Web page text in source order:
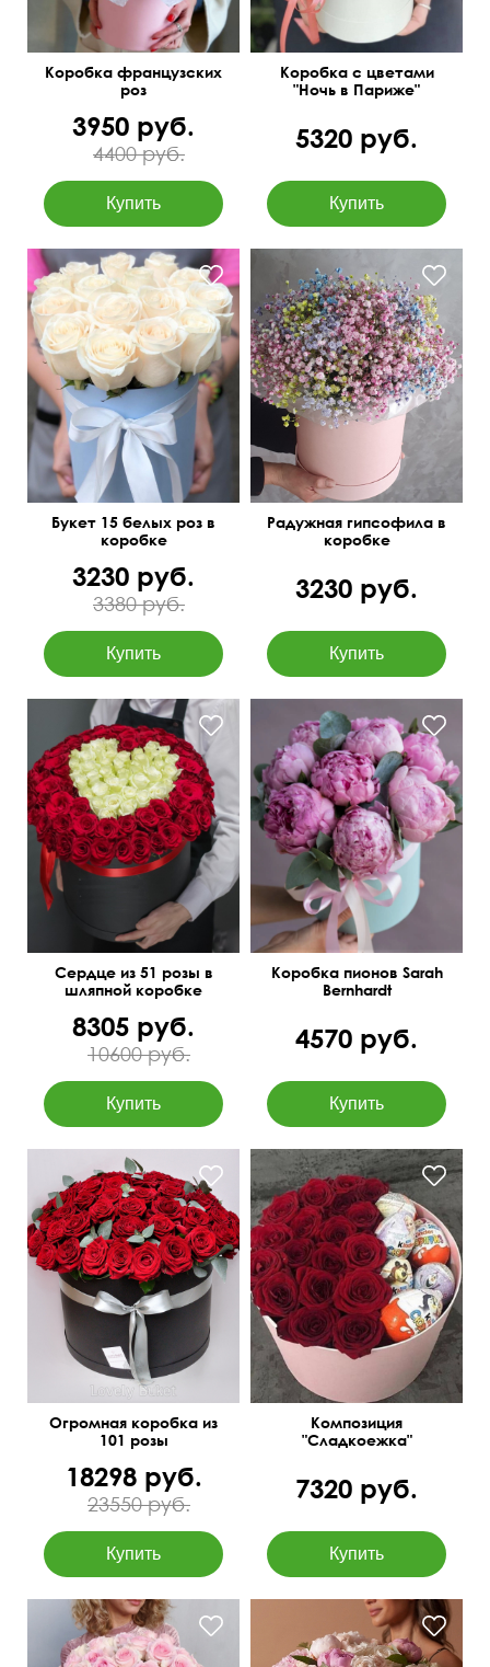
Коробка французских
роз
3950 руб.
4400 руб.
Коробка с цветами
"Ночь в Париже"
5320 руб.
Букет 15 белых роз в
коробке
3230 руб.
3380 руб.
Радужная гипсофила в
коробке
3230 руб.
Сердце из 51 розы в
шляпной коробке
8305 руб.
10600 руб.
Количество цветов в
букете можно изменить.
Коробка пионов Sarah
Bernhardt
4570 руб.
Доставим бесплатно!
50 см
70 см
Огромная коробка из
101 розы
18298 руб.
23550 руб.
Розы и киндеры
Композиция
"Сладкоежка"
7320 руб.